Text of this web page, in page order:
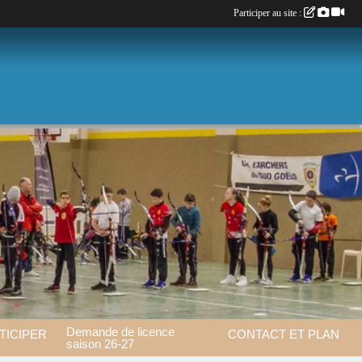
Demande de licence
saison 26-27
CONTACT ET PLAN
Participer au site :